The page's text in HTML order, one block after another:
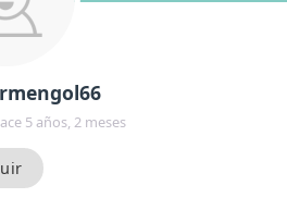
5 años, 2 meses